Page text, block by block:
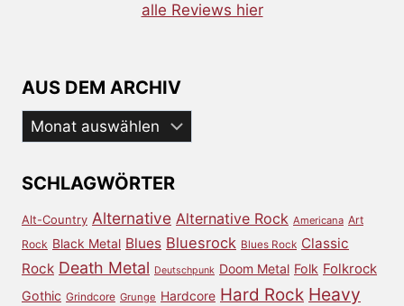
alle Reviews hier
AUS DEM ARCHIV
Aus
dem
SCHLAGWÖRTER
Alt-Country Alternative Alternative Rock Americana Art
Rock Black Metal Blues Bluesrock Blues Rock Classic
Rock Death Metal Deutschpunk Doom Metal Folk Folkrock
Gothic Grindcore Grunge Hardcore Hard Rock Heavy